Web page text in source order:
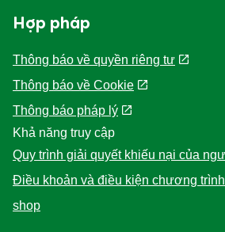
Hợp pháp
Thông báo về quyền riêng tư
Thông báo về Cookie
Thông báo pháp lý
Khả năng truy cập
Quy trình giải quyết khiếu nại của
Điều khoản và điều kiện chương
shop